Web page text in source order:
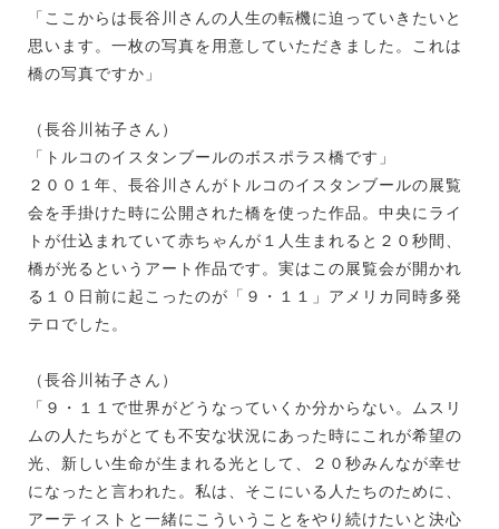
「ここからは長谷川さんの人生の転機に迫っていきたいと
思います。一枚の写真を用意していただきました。これは
橋の写真ですか」
（長谷川祐子さん）
「トルコのイスタンブールのボスポラス橋です」
２００１年、長谷川さんがトルコのイスタンブールの展覧
会を手掛けた時に公開された橋を使った作品。中央にライ
トが仕込まれていて赤ちゃんが１人生まれると２０秒間、
橋が光るというアート作品です。実はこの展覧会が開かれ
る１０日前に起こったのが「９・１１」アメリカ同時多発
テロでした。
（長谷川祐子さん）
「９・１１で世界がどうなっていくか分からない。ムスリ
ムの人たちがとても不安な状況にあった時にこれが希望の
光、新しい生命が生まれる光として、２０秒みんなが幸せ
になったと言われた。私は、そこにいる人たちのために、
アーティストと一緒にこういうことをやり続けたいと決心